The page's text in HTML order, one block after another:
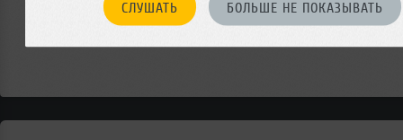
СЛУШАТЬ БОЛЬШЕ НЕ ПОКАЗЫВАТЬ